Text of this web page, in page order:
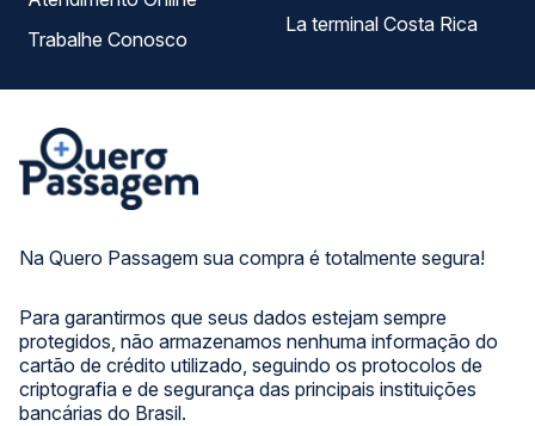
Na Quero Passagem sua compra é totalmente segura!
Para garantirmos que seus dados estejam sempre
protegidos, não armazenamos nenhuma informação do
cartão de crédito utilizado, seguindo os protocolos de
criptografia e de segurança das principais instituições
bancárias do Brasil.
Trabalhe Conosco
La terminal Costa Rica